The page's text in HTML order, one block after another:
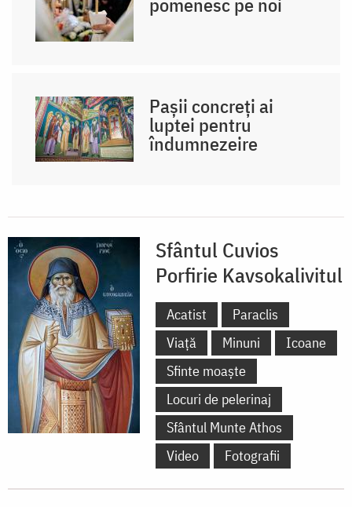
Pașii concreți ai
luptei pentru
îndumnezeire
Sfântul Cuvios
Porfirie Kavsokalivitul
Acatist
Paraclis
Viață
Minuni
Icoane
Sfinte moaște
Locuri de pelerinaj
Sfântul Munte Athos
Video
Fotografii